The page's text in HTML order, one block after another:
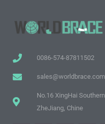
0086-574-87811502
sales@worldbrace.com
No.16 XingHai
ZheJiang, Chine